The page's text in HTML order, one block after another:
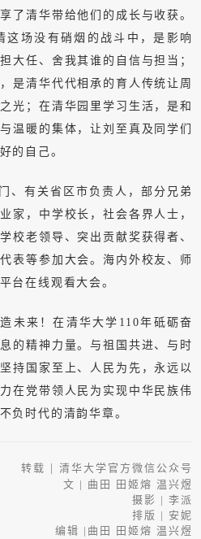
了清华带给他们的成长与收获。
这场没有硝烟的战斗中，是影响
大任、舍我其谁的自信与担当；
是清华代代相承的育人传统让周
光；在清华园里学习生活，是和
温暖的集体，让刘至真及同学们
的自己。
、有关省区市负责人，部分兄弟
家，中学校长，社会各界人士，
校老领导、突出贡献奖获得者、
表等参加大会。海内外校友、师
台在线观看大会。
未来！在清华大学110年砥砺奋
的精神力量。与祖国共进、与时
持国家至上、人民为先，永远以
在党带领人民为实现中华民族伟
负时代的清韵华章。
转载
清华大学官方微信公众号
文 | 曲田 田姬熔 温兴煜
摄影 | 李派
排版 | 安妮
编辑 | 曲田 田姬熔 温兴煜